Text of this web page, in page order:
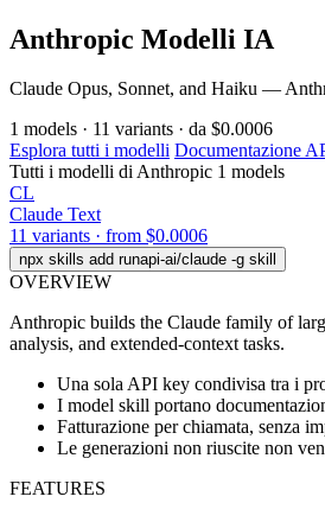
Anthropic Modelli IA
Claude Opus, Sonnet, and Haiku —
1 models · 11 variants · da $0.0006
Esplora tutti i modelli Documentazione
Tutti i modelli di Anthropic 1 models
CL
Claude Text
11 variants · from $0.0006
npx skills add runapi-ai/claude -g skill
OVERVIEW
Anthropic builds the Claude family of
analysis, and extended-context tasks.
Una sola API key condivisa tra i
I model skill portano
Fatturazione per chiamata, senza
Le generazioni non riuscite non
FEATURES